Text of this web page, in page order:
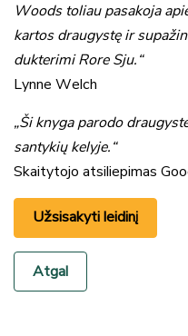
Woods toliau pasakoja
kartos draugystę ir
dukterimi Rore Sju.“
Lynne Welch
„Ši knyga parodo
santykių kelyje.“
Skaitytojo atsiliepimas
Užsisakyti leidinį
Atgal